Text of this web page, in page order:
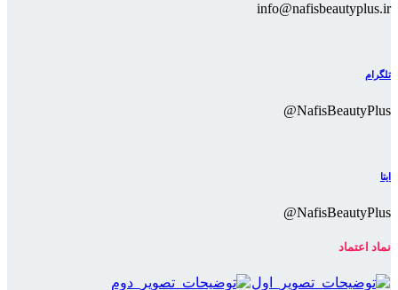
info@nafisbeautyplus.ir
تلگرام
NafisBeautyPlus@
ایتا
NafisBeautyPlus@
نماد اعتماد